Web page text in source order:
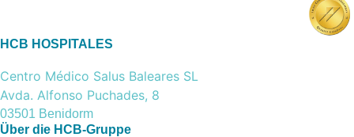
HCB HOSPITALES
Centro Médico Salus Baleares SL
Avda. Alfonso Puchades, 8
03501 Benidorm
Über die HCB-Gruppe